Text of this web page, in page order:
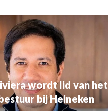
wordt lid van het
bij Heineken